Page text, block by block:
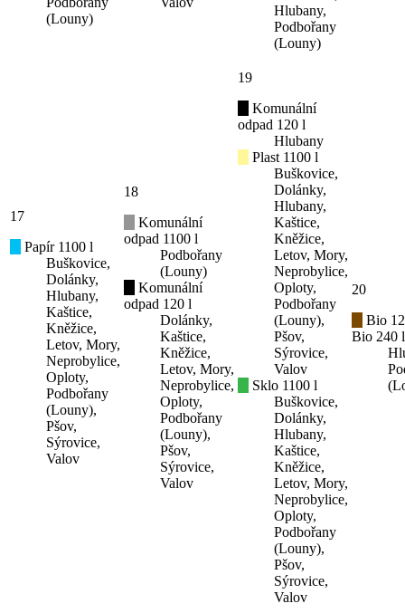
(Louny)
Hlubany,
Podbořany
(Louny)
17
Papír 1100 l
Buškovice,
Dolánky,
Hlubany,
Kaštice,
Kněžice,
Letov, Mory,
Neprobylice,
Oploty,
Podbořany
(Louny),
Pšov,
Sýrovice,
Valov
18
Komunální
odpad 1100 l
Podbořany
(Louny)
Komunální
odpad 120 l
Dolánky,
Kaštice,
Kněžice,
Letov, Mory,
Neprobylice,
Oploty,
Podbořany
(Louny),
Pšov,
Sýrovice,
Valov
19
Komunální
odpad 120 l
Hlubany
Plast 1100 l
Buškovice,
Dolánky,
Hlubany,
Kaštice,
Kněžice,
Letov, Mory,
Neprobylice,
Oploty,
Podbořany
(Louny),
Pšov,
Sýrovice,
Valov
Sklo 1100 l
Buškovice,
Dolánky,
Hlubany,
Kaštice,
Kněžice,
Letov, Mory,
Neprobylice,
Oploty,
Podbořany
(Louny),
Pšov,
Sýrovice,
Valov
20
Bio
Bio 240 l